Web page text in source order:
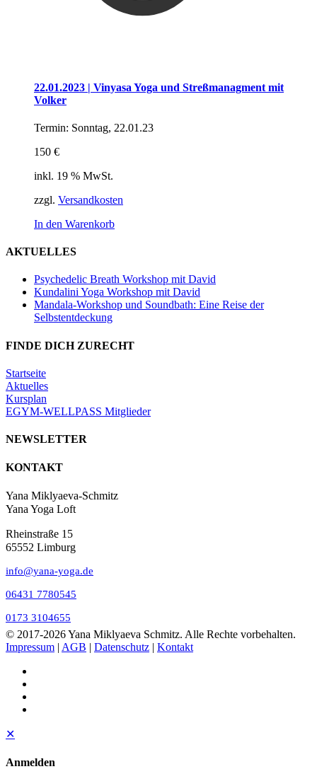
22.01.2023 | Vinyasa Yoga und Streßmanagment mit
Volker
Termin: Sonntag, 22.01.23
150 €
inkl. 19 % MwSt.
zzgl. Versandkosten
In den Warenkorb
AKTUELLES
Psychedelic Breath Workshop mit David
Kundalini Yoga Workshop mit David
Mandala-Workshop und Soundbath: Eine Reise der
Selbstentdeckung
FINDE DICH ZURECHT
Startseite
Aktuelles
Kursplan
EGYM-WELLPASS Mitglieder
NEWSLETTER
KONTAKT
Yana Miklyaeva-Schmitz
Yana Yoga Loft
Rheinstraße 15
65552 Limburg
info@yana-yoga.de
06431 7780545
0173 3104655
© 2017-2026 Yana Miklyaeva Schmitz. Alle Rechte vorbehalten.
Impressum | AGB | Datenschutz | Kontakt
✕
Anmelden